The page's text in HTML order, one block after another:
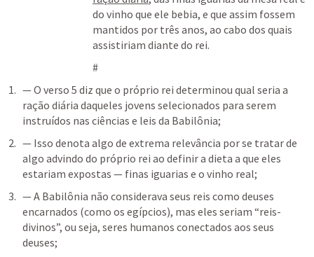
do vinho que ele bebia, e que assim fossem
mantidos por três anos, ao cabo dos quais
assistiriam diante do rei.
#
— O verso 5 diz que o próprio rei determinou qual seria a
ração diária daqueles jovens selecionados para serem
instruídos nas ciências e leis da Babilônia;
— Isso denota algo de extrema relevância por se tratar de
algo advindo do próprio rei ao definir a dieta a que eles
estariam expostas — finas iguarias e o vinho real;
— A Babilônia não considerava seus reis como deuses
encarnados (como os egípcios), mas eles seriam “reis-
divinos”, ou seja, seres humanos conectados aos seus
deuses;